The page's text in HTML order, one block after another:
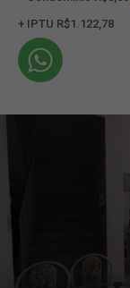
+ IPTU R$1.122,78